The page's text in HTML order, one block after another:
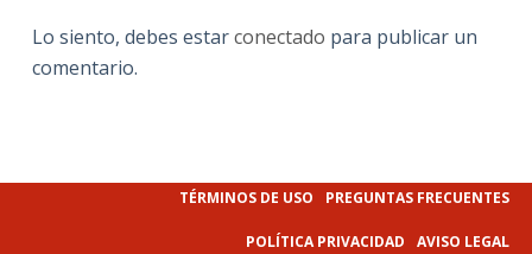
Lo siento, debes estarconectado para publicar un
comentario.
TÉRMINOS DE USO PREGUNTAS FRECUENTES
POLÍTICA PRIVACIDAD AVISO LEGAL